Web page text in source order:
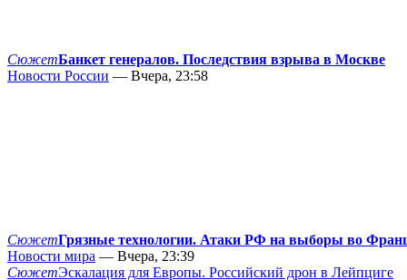
СюжетБанкет генералов. Последствия взрыва в Москве
Новости России — Вчера, 23:58
СюжетГрязные технологии. Атаки РФ на выборы во
Новости мира — Вчера, 23:39
СюжетЭскалация для Европы. Российский дрон в Лейпциге